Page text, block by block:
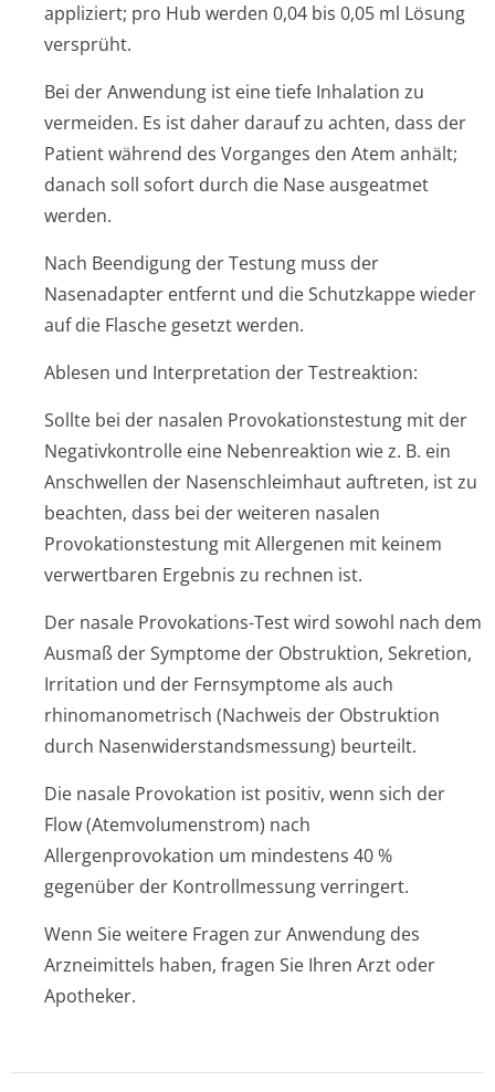
appliziert; pro Hub werden 0,04 bis 0,05 ml Lösung
versprüht.
Bei der Anwendung ist eine tiefe Inhalation zu
vermeiden. Es ist daher darauf zu achten, dass der
Patient während des Vorganges den Atem anhält;
danach soll sofort durch die Nase ausgeatmet
werden.
Nach Beendigung der Testung muss der
Nasenadapter entfernt und die Schutzkappe wieder
auf die Flasche gesetzt werden.
Ablesen und Interpretation der Testreaktion:
Sollte bei der nasalen Provokationstestung mit der
Negativkontrolle eine Nebenreaktion wie z. B. ein
Anschwellen der Nasenschleimhaut auftreten, ist zu
beachten, dass bei der weiteren nasalen
Provokationstestung mit Allergenen mit keinem
verwertbaren Ergebnis zu rechnen ist.
Der nasale Provokations-Test wird sowohl nach dem
Ausmaß der Symptome der Obstruktion, Sekretion,
Irritation und der Fernsymptome als auch
rhinomanometrisch (Nachweis der Obstruktion
durch Nasenwiderstan­dsmessung) beurteilt.
Die nasale Provokation ist positiv, wenn sich der
Flow (Atemvolumenstrom) nach
Allergenprovokation um mindestens 40 %
gegenüber der Kontrollmessung verringert.
Wenn Sie weitere Fragen zur Anwendung des
Arzneimittels haben, fragen Sie Ihren Arzt oder
Apotheker.